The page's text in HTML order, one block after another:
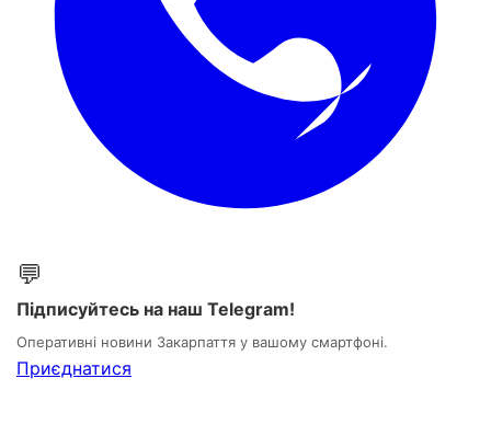
💬
Підписуйтесь на наш Telegram!
Оперативні новини Закарпаття у вашому смартфоні.
Приєднатися